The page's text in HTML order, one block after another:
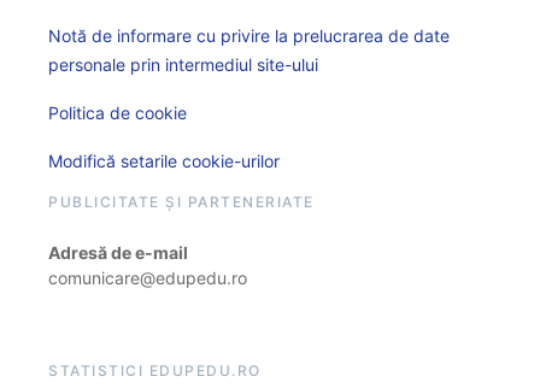
Notă de informare cu privire la prelucrarea de date
personale prin intermediul site-ului
Politica de cookie
Modifică setarile cookie-urilor
PUBLICITATE ȘI PARTENERIATE
Adresă de e-mail
comunicare@edupedu.ro
STATISTICI EDUPEDU.RO